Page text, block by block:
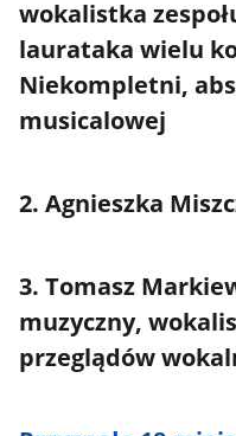
wokalistka
laurataka wielu
Niekompletni,
musicalowej
2. Agnieszka
3. Tomasz
muzyczny,
przeglądów